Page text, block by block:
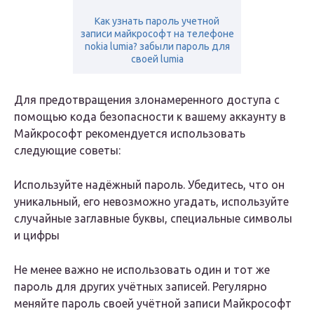
Как узнать пароль учетной
записи майкрософт на телефоне
nokia lumia? забыли пароль для
своей lumia
Для предотвращения злонамеренного доступа с
помощью кода безопасности к вашему аккаунту в
Майкрософт рекомендуется использовать
следующие советы:
Используйте надёжный пароль. Убедитесь, что он
уникальный, его невозможно угадать, используйте
случайные заглавные буквы, специальные символы
и цифры
Не менее важно не использовать один и тот же
пароль для других учётных записей. Регулярно
меняйте пароль своей учётной записи Майкрософт